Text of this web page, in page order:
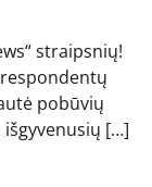
straipsnių!
pobūvių
[…]